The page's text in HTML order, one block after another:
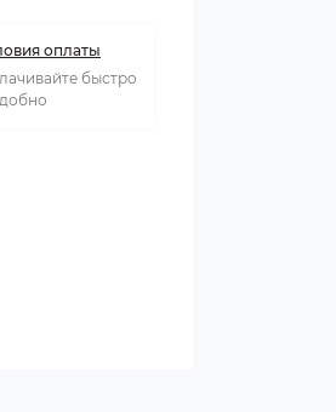
оплаты
быстро